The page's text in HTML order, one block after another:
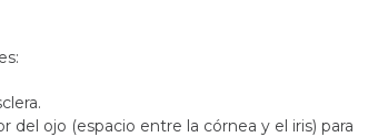
del ojo (espacio entre la córnea y el iris) para